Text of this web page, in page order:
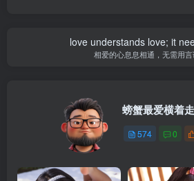
love understands love; it
相爱的心息息相通，无需用
螃蟹最爱横着走
574 0